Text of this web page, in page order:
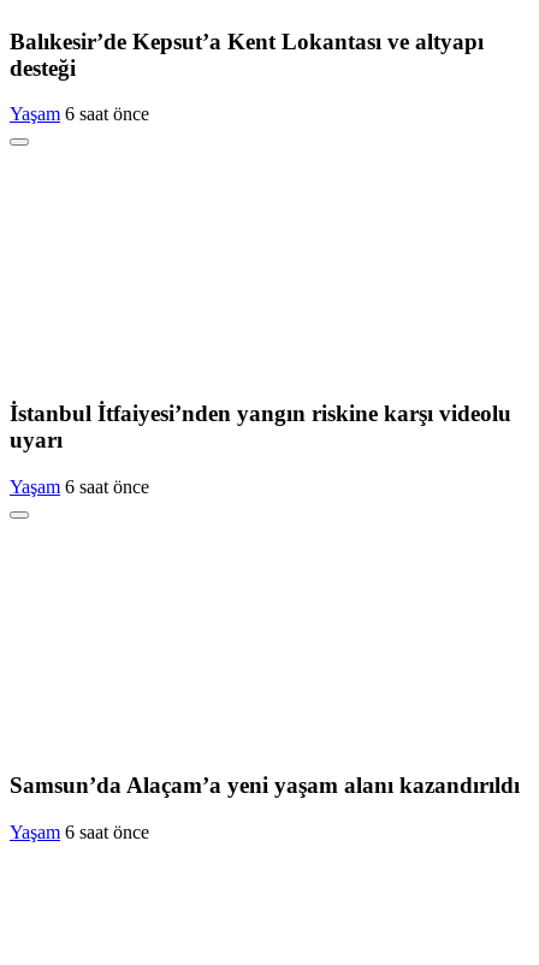
Balıkesir’de Kepsut’a Kent Lokantası ve altyapı
desteği
Yaşam 6 saat önce
İstanbul İtfaiyesi’nden yangın riskine karşı videolu
uyarı
Yaşam 6 saat önce
Samsun’da Alaçam’a yeni yaşam alanı kazandırıldı
Yaşam 6 saat önce